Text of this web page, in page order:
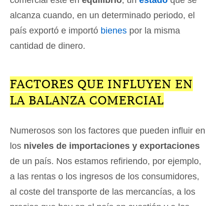
alcanza cuando, en un determinado periodo, el
país exportó e importó bienes por la misma
cantidad de dinero.
FACTORES QUE INFLUYEN EN
LA BALANZA COMERCIAL
Numerosos son los factores que pueden influir en
los niveles de importaciones y exportaciones
de un país. Nos estamos refiriendo, por ejemplo,
a las rentas o los ingresos de los consumidores,
al coste del transporte de las mercancías, a los